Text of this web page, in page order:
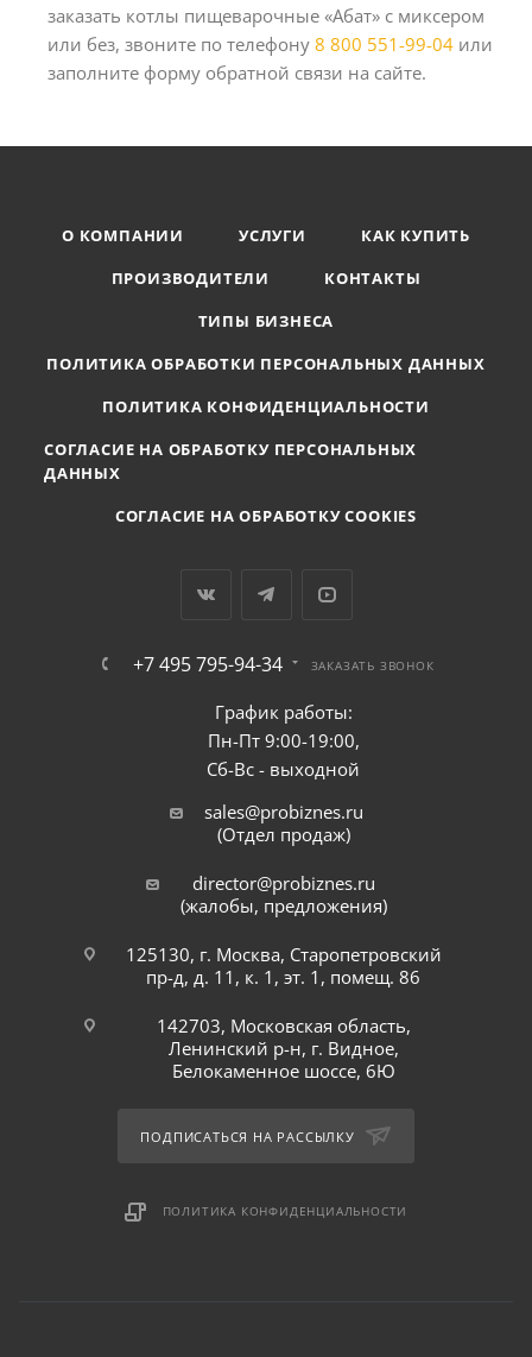
заказать котлы пищеварочные «Абат» с миксером
или без, звоните по телефону 8 800 551-99-04 или
заполните форму обратной связи на сайте.
О КОМПАНИИ УСЛУГИ
КАК КУПИТЬ
ПРОИЗВОДИТЕЛИ
КОНТАКТЫ
ТИПЫ БИЗНЕСА
ПОЛИТИКА ОБРАБОТКИ ПЕРСОНАЛЬНЫХ ДАННЫХ
ПОЛИТИКА КОНФИДЕНЦИАЛЬНОСТИ
СОГЛАСИЕ НА ОБРАБОТКУ ПЕРСОНАЛЬНЫХ
ДАННЫХ
СОГЛАСИЕ НА ОБРАБОТКУ COOKIES
+7 495 795-94-34 ЗАКАЗАТЬ ЗВОНОК
График работы:
Пн-Пт 9:00-19:00,
Сб-Вс - выходной
sales@probiznes.ru
(Отдел продаж)
director@probiznes.ru
(жалобы, предложения)
125130, г. Москва, Старопетровский
пр-д, д. 11, к. 1, эт. 1, помещ. 86
142703, Московская область,
Ленинский р-н, г. Видное,
Белокаменное шоссе, 6Ю
ПОДПИСАТЬСЯ НА РАССЫЛКУ
ПОЛИТИКА КОНФИДЕНЦИАЛЬНОСТИ